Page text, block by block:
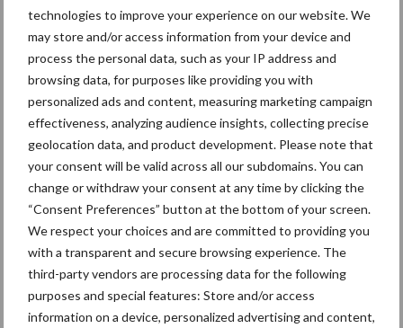
technologies to improve your experience on our website. We
may store and/or access information from your device and
process the personal data, such as your IP address and
browsing data, for purposes like providing you with
personalized ads and content, measuring marketing campaign
effectiveness, analyzing audience insights, collecting precise
geolocation data, and product development. Please note that
your consent will be valid across all our subdomains. You can
change or withdraw your consent at any time by clicking the
“Consent Preferences” button at the bottom of your screen.
We respect your choices and are committed to providing you
with a transparent and secure browsing experience. The
third-party vendors are processing data for the following
purposes and special features: Store and/or access
information on a device, personalized advertising and content,
Primaire
Sidebar
Recent nieuws Partner nieuws
6 aug
BoviMove zorgt voor eenvoudige,
tegen hardnekkig onkruid in
mais
Nieuwe Bergmann Xpert
4.24 klaar voor
precisielandbouw